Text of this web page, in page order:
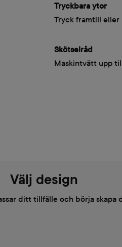
Tryckbara ytor
Tryck framtill eller
Skötselråd
Maskintvätt upp
Välj design
ditt tillfälle och börja skapa